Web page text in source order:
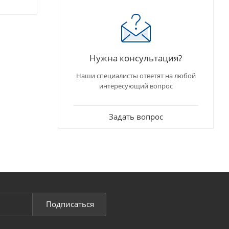
Нужна консультация?
Наши специалисты ответят на любой
интересующий вопрос
Задать вопрос
Подписаться